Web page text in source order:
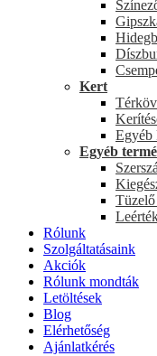
Kert
Egyéb
Egyéb
Rólunk
Szolgáltatásaink
Akciók
Rólunk mondták
Letöltések
Blog
Elérhetőség
Ajánlatkérés